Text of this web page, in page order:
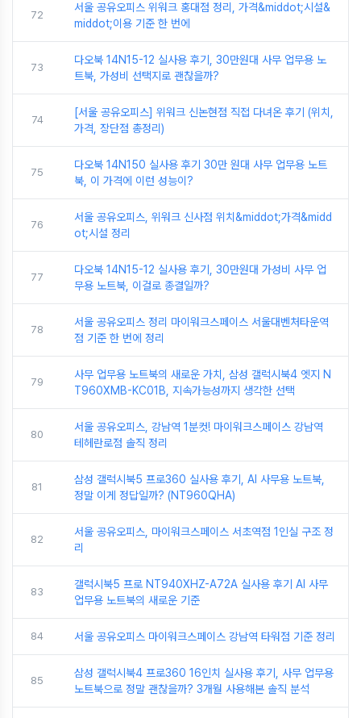
72
서울 공유오피스 위워크 홍대점 정리, 가격&middot;시설&
middot;이용 기준 한 번에
73
다오북 14N15-12 실사용 후기, 30만원대 사무 업무용 노
트북, 가성비 선택지로 괜찮을까?
74
[서울 공유오피스] 위워크 신논현점 직접 다녀온 후기 (위치,
가격, 장단점 총정리)
75
다오북 14N150 실사용 후기 30만 원대 사무 업무용 노트
북, 이 가격에 이런 성능이?
76
서울 공유오피스, 위워크 신사점 위치&middot;가격&midd
ot;시설 정리
77
다오북 14N15-12 실사용 후기, 30만원대 가성비 사무 업
무용 노트북, 이걸로 종결일까?
78
서울 공유오피스 정리 마이워크스페이스 서울대벤처타운역
점 기준 한 번에 정리
79
사무 업무용 노트북의 새로운 가치, 삼성 갤럭시북4 엣지 N
T960XMB-KC01B, 지속가능성까지 생각한 선택
80
서울 공유오피스, 강남역 1분컷! 마이워크스페이스 강남역
테헤란로점 솔직 정리
81
삼성 갤럭시북5 프로360 실사용 후기, AI 사무용 노트북,
정말 이게 정답일까? (NT960QHA)
82
서울 공유오피스, 마이워크스페이스 서초역점 1인실 구조 정
리
83
갤럭시북5 프로 NT940XHZ-A72A 실사용 후기 AI 사무
업무용 노트북의 새로운 기준
84 서울 공유오피스 마이워크스페이스 강남역 타워점 기준 정리
85
삼성 갤럭시북4 프로360 16인치 실사용 후기, 사무 업무용
노트북으로 정말 괜찮을까? 3개월 사용해본 솔직 분석